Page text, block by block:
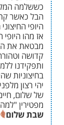
אומר
קר בחוץ וזה
הוא דבר
האמיתי?
הפנימיות של
אם הוא
ללמוד להרגיל
שהיא או שקר
מלפניך ה' אלוקינו
חיים של טובה,
"למה תאמר יעקב"